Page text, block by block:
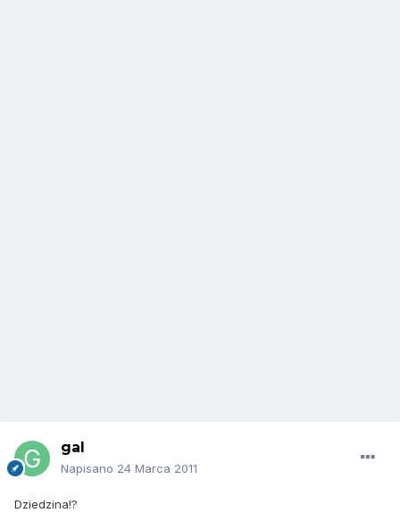
gal
Napisano 24 Marca 2011
Dziedzina!?